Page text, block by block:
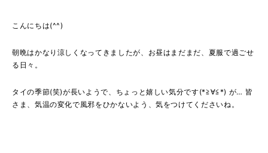
こんにちは(^^)
朝晩はかなり涼しくなってきましたが、お昼はまだまだ、夏服で過ごせ
る日々。
タイの季節(笑)が長いようで、ちょっと嬉しい気分です(*≧∀≦*) が… 皆
さま、気温の変化で風邪をひかないよう、気をつけてくださいね。